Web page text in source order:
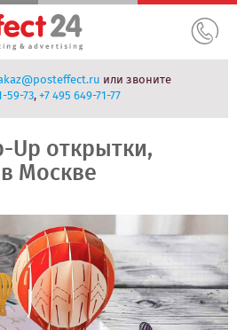
или звоните
59-73,+7 495 649-71-77
открытки,
Москве